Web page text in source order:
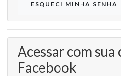
ESQUECI MINHA SENHA
Acessar com sua
Facebook